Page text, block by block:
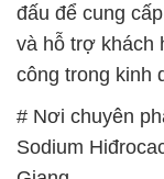
Sodium
Giang
# Cty chuyên
Hiđrocacbonat
# Cty cung cấp
Hiđrocacbonat